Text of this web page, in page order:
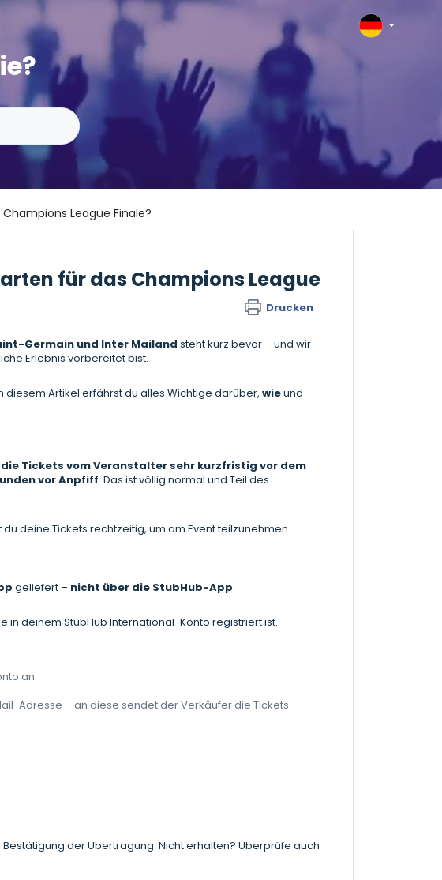
League Finale?
für das Champions League
Drucken
Germain und Inter Mailand steht kurz bevor – und wir
Erlebnis vorbereitet bist.
diesem Artikel erfährst du alles Wichtige darüber,wieund
die Tickets vom Veranstalter sehr kurzfristig vor dem
vor Anpfiff. Das ist völlig normal und Teil des
du deine Tickets rechtzeitig, um am Event teilzunehmen.
geliefert – nicht über die StubHub-App.
deinem StubHub International-Konto registriert ist.
an.
Adresse – an diese sendet der Verkäufer die Tickets.
Bestätigung der Übertragung. Nicht erhalten? Überprüfe auch